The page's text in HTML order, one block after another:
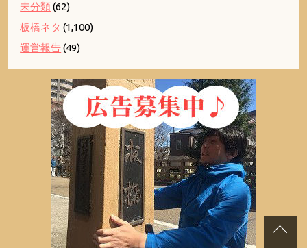
未分類(62)
板橋ネタ (1,100)
運営報告(49)